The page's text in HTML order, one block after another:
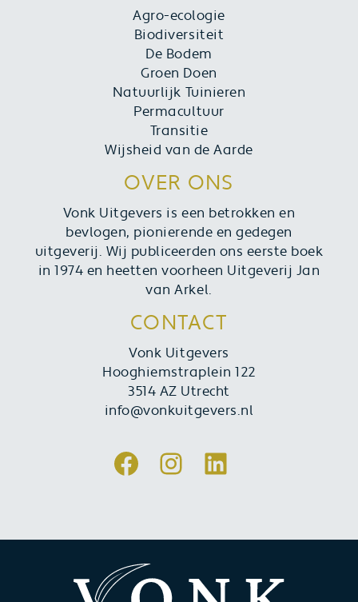
Agro-ecologie
Biodiversiteit
De Bodem
Groen Doen
Natuurlijk Tuinieren
Permacultuur
Transitie
Wijsheid van de Aarde
OVER ONS
Vonk Uitgevers is een betrokken en
bevlogen, pionierende en gedegen
uitgeverij. Wij publiceerden ons eerste boek
in 1974 en heetten voorheen Uitgeverij Jan
van Arkel.
CONTACT
Vonk Uitgevers
Hooghiemstraplein 122
3514 AZ Utrecht
info@vonkuitgevers.nl
Facebook
Instagram
LinkedIn